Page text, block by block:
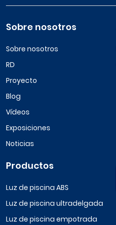
Sobre nosotros
Sobre nosotros
RD
Proyecto
Blog
Vídeos
Exposiciones
Noticias
Productos
Luz de piscina ABS
Luz de piscina ultradelgada
Luz de piscina empotrada